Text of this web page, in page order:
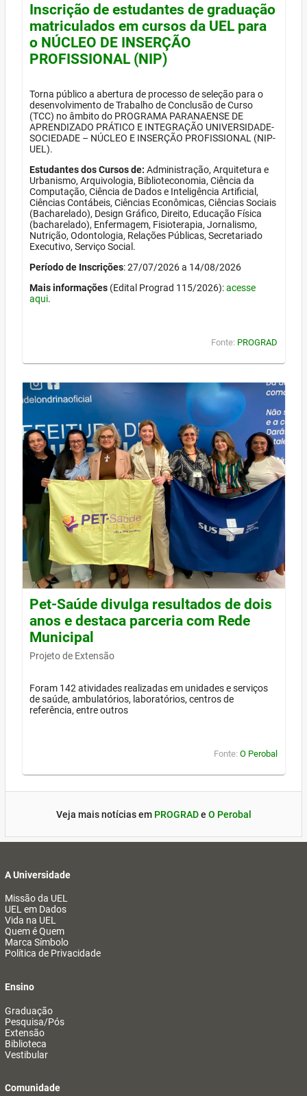
Inscrição de estudantes de graduação
matriculados em cursos da UEL para
o NÚCLEO DE INSERÇÃO
PROFISSIONAL (NIP)
Torna público a abertura de processo de seleção para o
desenvolvimento de Trabalho de Conclusão de Curso
(TCC) no âmbito do PROGRAMA PARANAENSE DE
APRENDIZADO PRÁTICO E INTEGRAÇÃO UNIVERSIDADE-
SOCIEDADE – NÚCLEO E INSERÇÃO PROFISSIONAL (NIP-
UEL).
Estudantes dos Cursos de: Administração, Arquitetura e
Urbanismo, Arquivologia, Biblioteconomia, Ciência da
Computação, Ciência de Dados e Inteligência Artificial,
Ciências Contábeis, Ciências Econômicas, Ciências Sociais
(Bacharelado), Design Gráfico, Direito, Educação Física
(bacharelado), Enfermagem, Fisioterapia, Jornalismo,
Nutrição, Odontologia, Relações Públicas, Secretariado
Executivo, Serviço Social.
Período de Inscrições: 27/07/2026 a 14/08/2026
Mais informações (Edital Prograd 115/2026):acesse
aqui.
Fonte: PROGRAD
Pet-Saúde divulga resultados de dois
anos e destaca parceria com Rede
Municipal
Projeto de Extensão
Foram 142 atividades realizadas em unidades e serviços
de saúde, ambulatórios, laboratórios, centros de
referência, entre outros
Fonte: O Perobal
Veja mais notícias em PROGRADe O Perobal
A Universidade
Missão da UEL
UEL em Dados
Vida na UEL
Quem é Quem
Marca Símbolo
Política de Privacidade
Ensino
Graduação
Pesquisa/Pós
Extensão
Biblioteca
Vestibular
Comunidade